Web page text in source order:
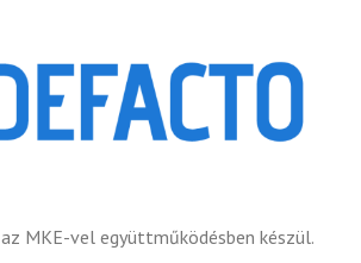
az MKE-vel együttműködésben készül.